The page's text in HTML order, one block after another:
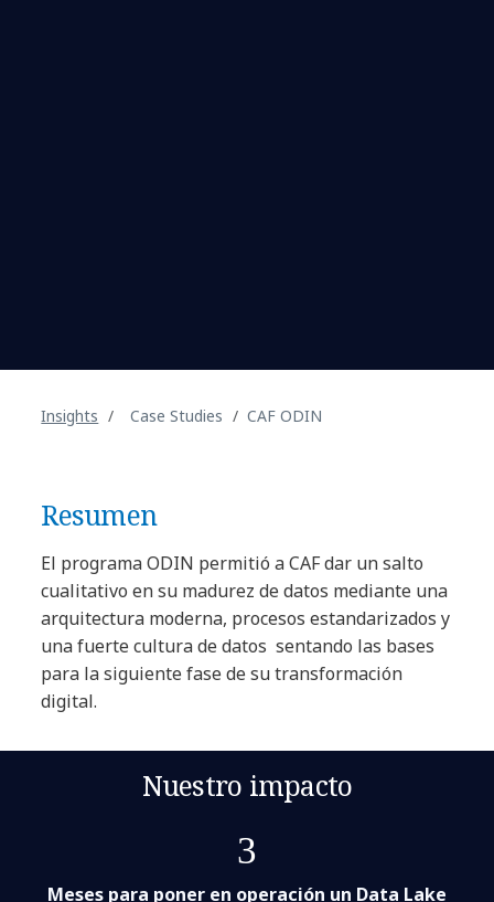
Insights Case Studies CAF ODIN
Resumen
El programa ODIN permitió a CAF dar un salto
cualitativo en su madurez de datos mediante una
arquitectura moderna, procesos estandarizados y
una fuerte cultura de datos sentando las bases
para la siguiente fase de su transformación
digital.
Nuestro impacto
3
Meses para poner en operación un Data Lake